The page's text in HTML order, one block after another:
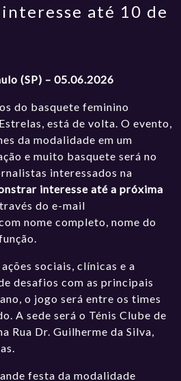
até 10 de
(SP) – 05.06.2026
do basquete feminino
está de volta. O evento,
da modalidade em um
e muito basquete será no
interessados na
interesse até a próxima
do e-mail
nome completo, nome do
sociais, clínicas e a
desafios com as principais
o jogo será entre os times
A sede será o Ténis Clube de
Rua Dr. Guilherme da Silva,
festa da modalidade